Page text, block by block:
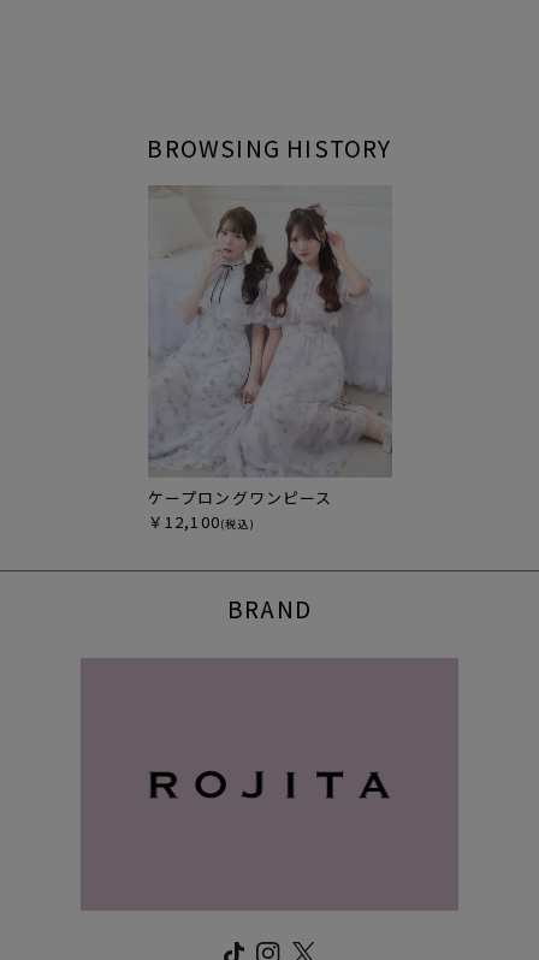
BROWSING HISTORY
ケープロングワンピース
￥12,100(税込)
BRAND